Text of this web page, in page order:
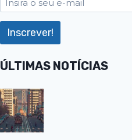
ÚLTIMAS NOTÍCIAS